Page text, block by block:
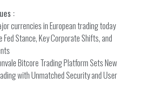
:
currencies in European trading today
Stance, Key Corporate Shifts, and
Bitcore Trading Platform Sets New
with Unmatched Security and User